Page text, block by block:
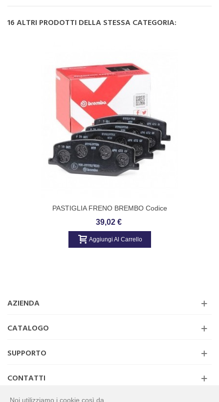
16 ALTRI PRODOTTI DELLA STESSA CATEGORIA:
PASTIGLIA FRENO BREMBO Codice
P24086
39,02 €
Aggiungi Al Carrello
AZIENDA
CATALOGO
SUPPORTO
CONTATTI
Noi utilizziamo i cookie così da